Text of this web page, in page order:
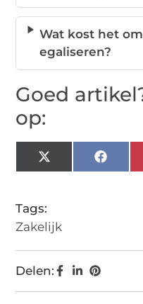
Wat kost het
egaliseren?
Goed
op:
X
(Twitter)
Tags:
Zakelijk
Delen: